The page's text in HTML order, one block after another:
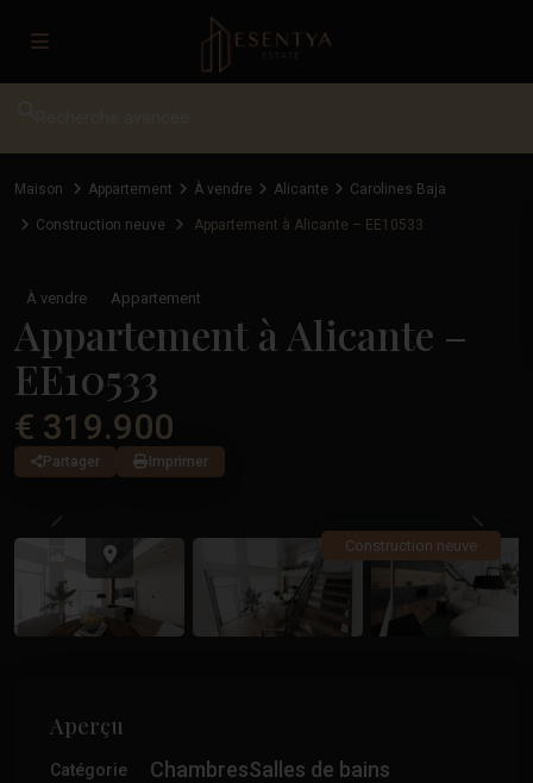
Maison Appartement À vendre Alicante Carolines Baja
Construction neuve Appartement à Alicante – EE10533
À vendre Appartement
Appartement à Alicante –
EE10533
€ 319.900
Partager Imprimer
Construction neuve
Précédent
Aperçu
Catégorie
ChambresSalles de bains